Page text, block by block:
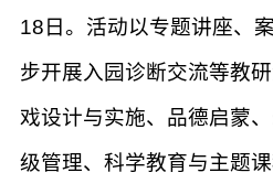
18日。活动以专题讲座、
步开展入园诊断交流等教
戏设计与实施、品德启蒙
级管理、科学教育与主题